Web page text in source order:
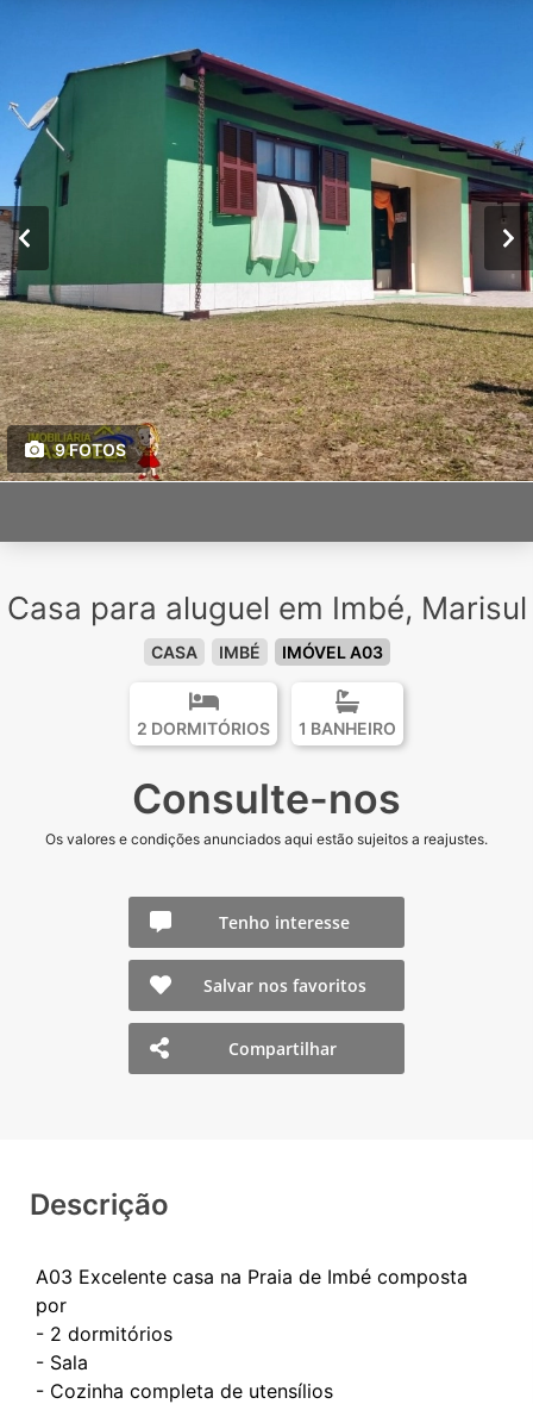
9 FOTOS
Casa para aluguel em Imbé, Marisul
CASA IMBÉ IMÓVEL A03
2 DORMITÓRIOS 1 BANHEIRO
Consulte-nos
Os valores e condições anunciados aqui estão sujeitos a reajustes.
Tenho interesse
Salvar nos favoritos
Compartilhar
Descrição
A03 Excelente casa na Praia de Imbé composta
por
- 2 dormitórios
- Sala
- Cozinha completa de utensílios